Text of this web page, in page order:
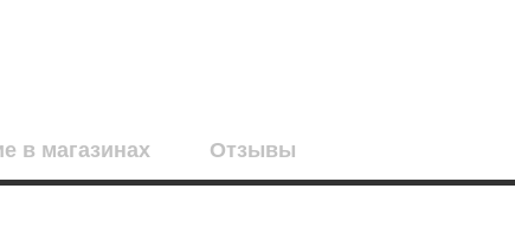
в магазинах Отзывы